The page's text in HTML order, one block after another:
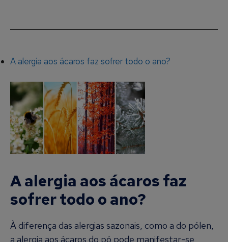
A alergia aos ácaros faz sofrer todo o ano?
A alergia aos ácaros faz
sofrer todo o ano?
À diferença das alergias sazonais, como a do pólen,
a alergia aos ácaros do pó pode manifestar-se